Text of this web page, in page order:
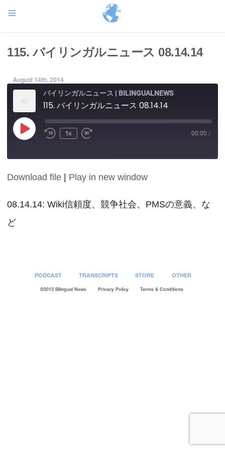
115. バイリンガルニュース 08.14.14
August 14th, 2014
バイリンガルニュース | BILINGUALNEWS
115. バイリンガルニュース 08.14.14
Play
Episode
1x 00:00 /
SHARE
LINK
Download file Play in new window
08.14.14: Wiki信頼度、競争社会、PMSの意義、な
ど
PODCAST TRANSCRIPTS STORE OTHER
©2013 Bilingual News Privacy Policy Terms & Conditions